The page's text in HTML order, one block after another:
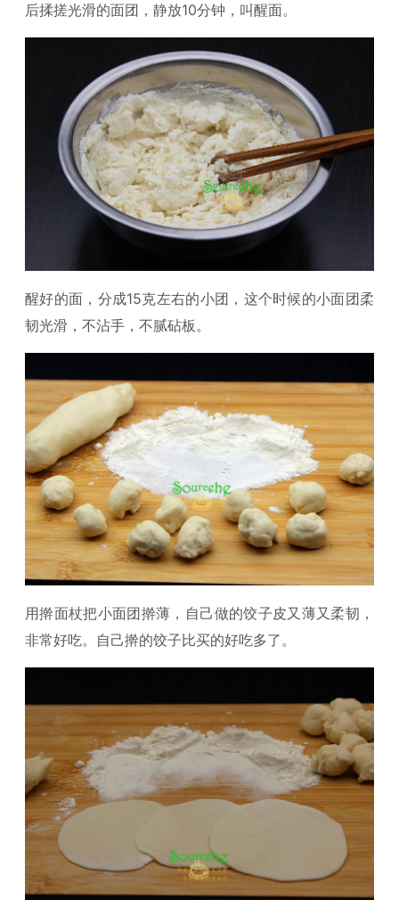
后揉搓光滑的面团，静放10分钟，叫醒面。
醒好的面，分成15克左右的小团，这个时候的小面团柔
韧光滑，不沾手，不腻砧板。
用擀面杖把小面团擀薄，自己做的饺子皮又薄又柔韧，
非常好吃。自己擀的饺子比买的好吃多了。